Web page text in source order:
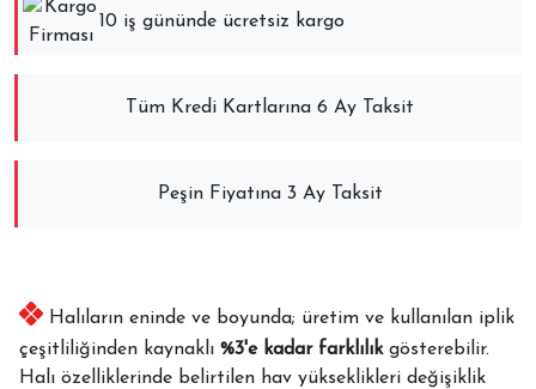
10 iş gününde ücretsiz kargo
Tüm Kredi Kartlarına 6 Ay Taksit
Peşin Fiyatına 3 Ay Taksit
Halıların eninde ve boyunda; üretim ve kullanılan iplik
çeşitliliğinden kaynaklı %3'e kadar farklılıkgösterebilir.
Halı özelliklerinde belirtilen hav yükseklikleri değişiklik